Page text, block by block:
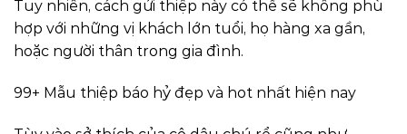
Tuy nhiên, cách gửi thiệp này có thể sẽ không phù
hợp với những vị khách lớn tuổi, họ hàng xa gần,
hoặc người thân trong gia đình.
99+ Mẫu thiệp báo hỷ đẹp và hot nhất hiện nay